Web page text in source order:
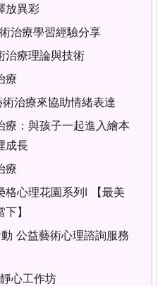
放異彩
治療學習經驗分享
治療理論與技術
療
治療來協助情緒表達
療：與孩子一起進入繪本
成長
療
格心理花園系列I 【最美
】
公益藝術心理諮詢服務
心工作坊